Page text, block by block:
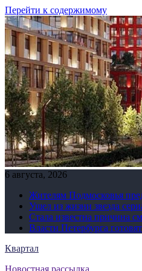
Перейти к содержимому
6 августа, 2026
Жителям Подмосковья
Ушел из жизни звезда
Стала известна причина
Власти Петербурга
Квартал
Новостная рассылка